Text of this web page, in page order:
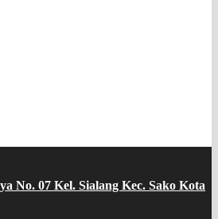
No. 07 Kel. Sialang Kec. Sako Kota